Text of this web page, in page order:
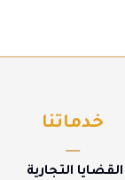
خدماتنا
القضايا التجارية